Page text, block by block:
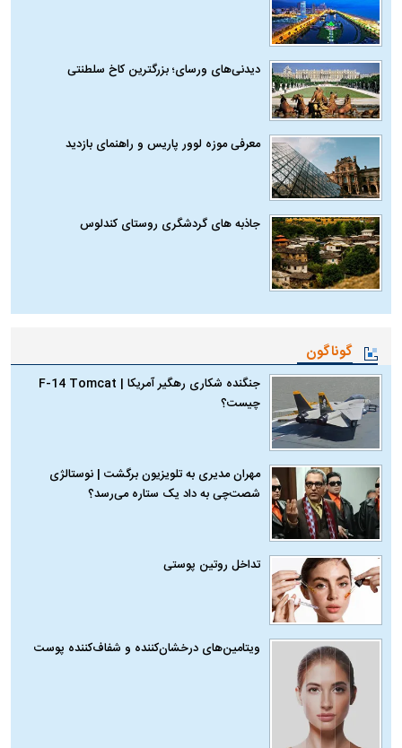
دیدنی‌های ورسای؛ بزرگترین کاخ سلطنتی
معرفی موزه لوور پاریس و راهنمای بازدید
جاذبه های گردشگری روستای کندلوس
گوناگون
جنگنده شکاری رهگیر آمریکا | F-14 Tomcat
چیست؟
مهران مدیری به تلویزیون برگشت | نوستالژی
شصت‌چی به داد یک ستاره می‌رسد؟
تداخل روتین پوستی
ویتامین‌های درخشان‌کننده و شفاف‌کننده پوست